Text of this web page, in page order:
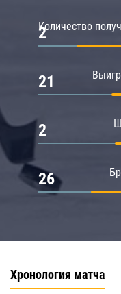
Количество
2
21
2
26
Хронология матча